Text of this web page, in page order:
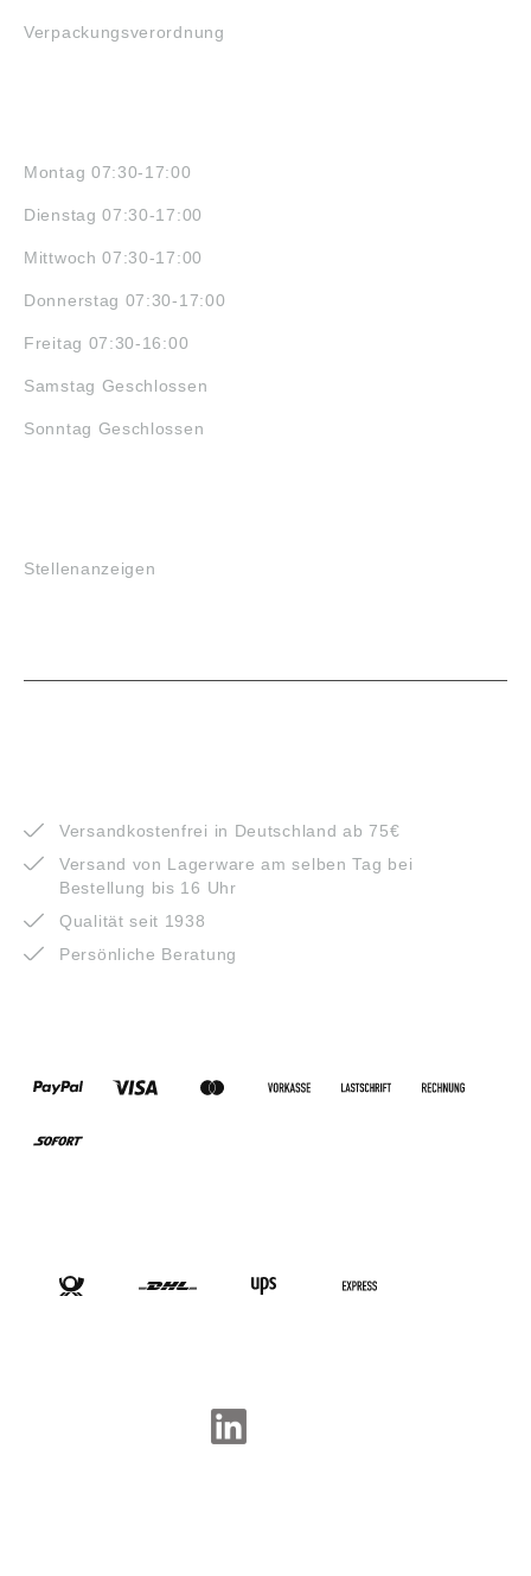
Verpackungsverordnung
Montag 07:30-17:00
Dienstag 07:30-17:00
Mittwoch 07:30-17:00
Donnerstag 07:30-17:00
Freitag 07:30-16:00
Samstag Geschlossen
Sonntag Geschlossen
Stellenanzeigen
Versandkostenfrei in Deutschland ab 75€
Versand von Lagerware am selben Tag bei
Bestellung bis 16 Uhr
Qualität seit 1938
Persönliche Beratung